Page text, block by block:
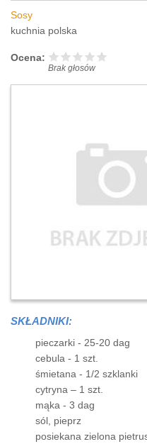
Sosy
kuchnia polska
Ocena:
Brak głosów
SKŁADNIKI:
pieczarki - 25-20 dag
cebula - 1 szt.
śmietana - 1/2 szklanki
cytryna – 1 szt.
mąka - 3 dag
sól, pieprz
posiekana zielona